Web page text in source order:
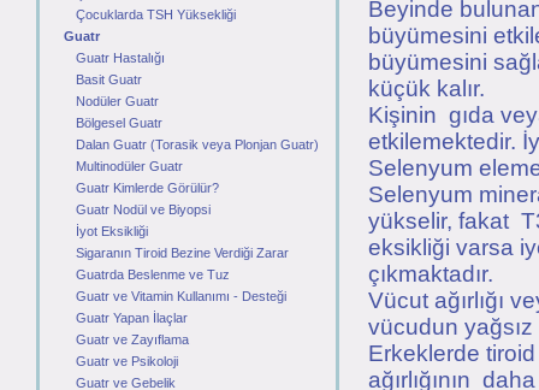
Çocuklarda TSH Yüksekliği
Guatr
Guatr Hastalığı
Basit Guatr
Nodüler Guatr
Bölgesel Guatr
Dalan Guatr (Torasik veya Plonjan Guatr)
Multinodüler Guatr
Guatr Kimlerde Görülür?
Guatr Nodül ve Biyopsi
İyot Eksikliği
Sigaranın Tiroid Bezine Verdiği Zarar
Guatrda Beslenme ve Tuz
Guatr ve Vitamin Kullanımı - Desteği
Guatr Yapan İlaçlar
Guatr ve Zayıflama
Guatr ve Psikoloji
Guatr ve Gebelik
Beyinde
büyümesini
büyümesini
küçük kalır.
Kişinin gıda
etkilemektedir.
Selenyum
Selenyum
yükselir, fakat
eksikliği varsa
çıkmaktadır.
Vücut ağırlığı
vücudun yağsız
Erkeklerde
ağırlığının